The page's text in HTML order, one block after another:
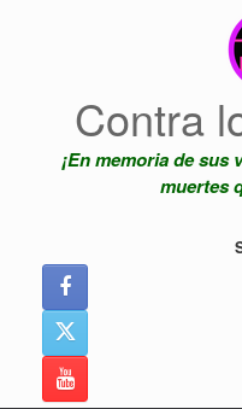
Contra
¡En memoria de sus
muertes